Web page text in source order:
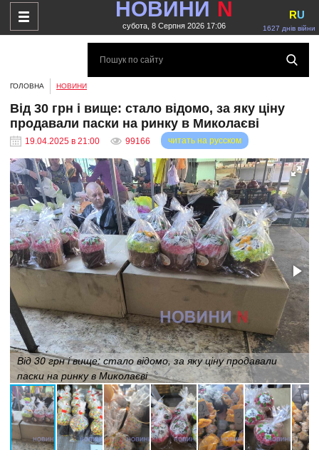
НОВИНИ N
субота, 8 Серпня 2026 17:06 1627 днів війни
RU
ГОЛОВНА НОВИНИ
Від 30 грн і вище: стало відомо, за яку ціну
продавали паски на ринку в Миколаєві
19.04.2025 в 21:00 99166 читать на русском
Від 30 грн і вище: стало відомо, за яку ціну продавали
паски на ринку в Миколаєві